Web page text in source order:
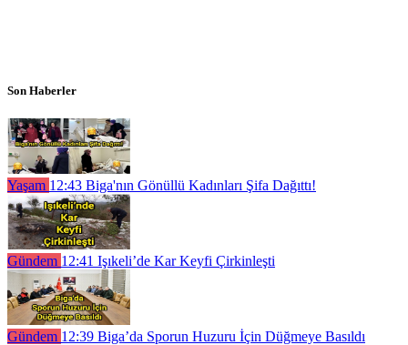
Son Haberler
Yaşam 12:43 Biga'nın Gönüllü Kadınları Şifa Dağıttı!
Gündem 12:41 Işıkeli’de Kar Keyfi Çirkinleşti
Gündem 12:39 Biga’da Sporun Huzuru İçin Düğmeye Basıldı